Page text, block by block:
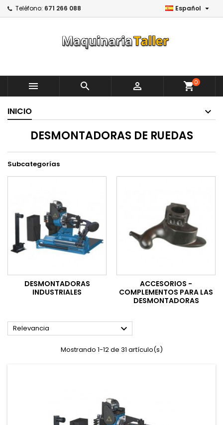
Teléfono: 671 266 088 Español 
   shopping_cart0
INICIO
DESMONTADORAS DE RUEDAS
Subcategorías
DESMONTADORAS
INDUSTRIALES
ACCESORIOS -
COMPLEMENTOS PARA LAS
DESMONTADORAS
Relevancia 
Mostrando 1-12 de 31 artículo(s)